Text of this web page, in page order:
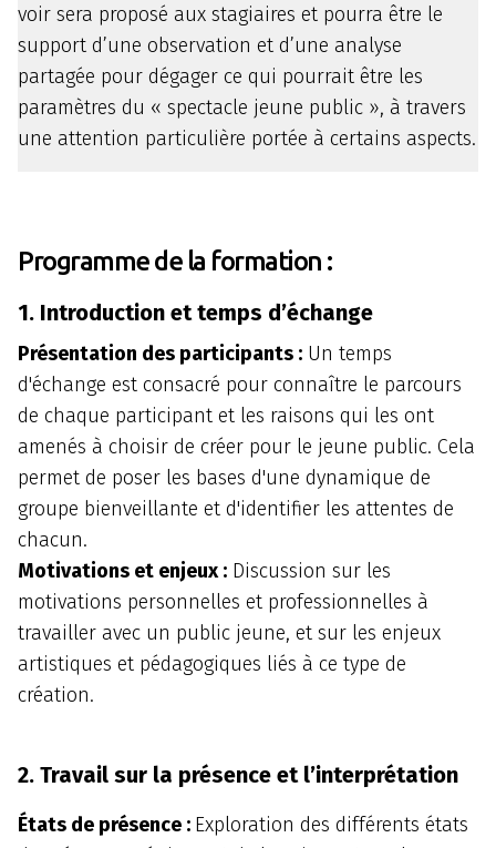
voir sera proposé aux stagiaires et pourra être le
support d’une observation et d’une analyse
partagée pour dégager ce qui pourrait être les
paramètres du « spectacle jeune public », à travers
une attention particulière portée à certains aspects.
Programme de la formation :
1. Introduction et temps d’échange
Présentation des participants : Un temps
d'échange est consacré pour connaître le parcours
de chaque participant et les raisons qui les ont
amenés à choisir de créer pour le jeune public. Cela
permet de poser les bases d'une dynamique de
groupe bienveillante et d'identifier les attentes de
chacun.
Motivations et enjeux : Discussion sur les
motivations personnelles et professionnelles à
travailler avec un public jeune, et sur les enjeux
artistiques et pédagogiques liés à ce type de
création.
2. Travail sur la présence et l’interprétation
États de présence : Exploration des différents états